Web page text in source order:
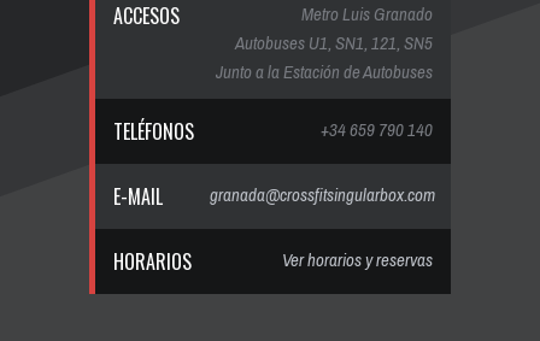
ACCESOS
Metro Luis Granado
Autobuses U1, SN1, 121, SN5
Junto a la Estación de Autobuses
TELÉFONOS +34 659 790 140
E-MAIL granada@crossfitsingularbox.com
HORARIOS Ver horarios y reservas